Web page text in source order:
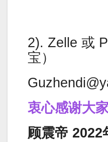
2). Zelle 或
宝）
衷心感谢大
顾震帝 2022